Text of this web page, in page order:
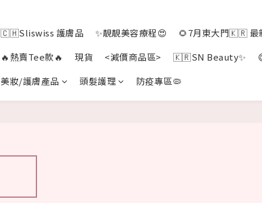
🇨🇭Sliswiss 護膚品 ✨靚靚美容療程😍 🌻7月東大門🇰🇷 最
🔥熱賣Tee款🔥
現貨 <減價商品區> 🇰🇷SN Beauty✨
美妝/護膚產品
頭髮護理 防疫專區🦠